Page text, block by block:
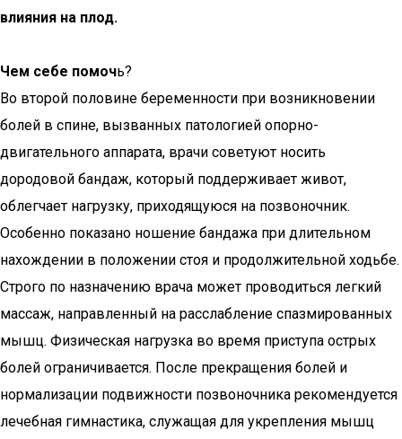
влияния на плод.
Чем себе помочь?
Во второй половине беременности при возникновении
болей в спине, вызванных патологией опорно-
двигательного аппарата, врачи советуют носить
дородовой бандаж, который поддерживает живот,
облегчает нагрузку, приходящуюся на позвоночник.
Особенно показано ношение бандажа при длительном
нахождении в положении стоя и продолжительной ходьбе.
Строго по назначению врача может проводиться легкий
массаж, направленный на расслабление спазмированных
мышц. Физическая нагрузка во время приступа острых
болей ограничивается. После прекращения болей и
нормализации подвижности позвоночника рекомендуется
лечебная гимнастика, служащая для укрепления мышц